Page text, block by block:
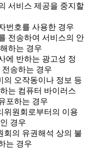
서비스 제공을 중지할
번호를 사용한 경우
전송하여 서비스의 안
하는 경우
에 반하는 광고성 정
전송하는 경우
의 오작동이나 정보 등
는 컴퓨터 바이러스
포하는 경우
위원회로부터의 이용
경우
회의 유권해석 상의 불
는 경우